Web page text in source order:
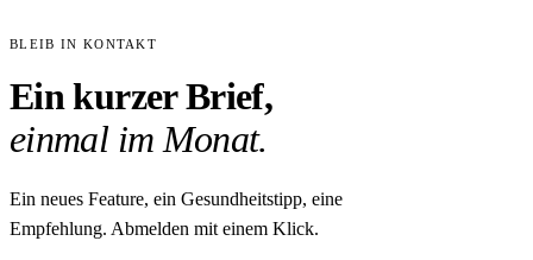
BLEIB IN KONTAKT
Ein kurzer Brief,
einmal im Monat.
Ein neues Feature, ein Gesundheitstipp, eine
Empfehlung. Abmelden mit einem Klick.